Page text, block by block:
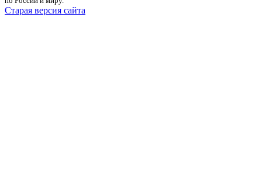
Старая версия сайта